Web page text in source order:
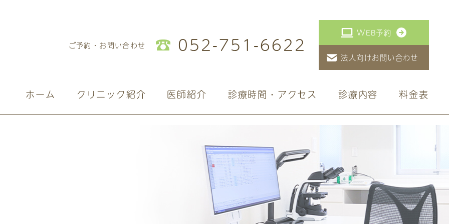
ご予約・お問い合わせ 052-751-6622
WEB予約
法人向けお問い合わせ
ホーム クリニック紹介 医師紹介 診療時間・アクセス 診療内容 料金表